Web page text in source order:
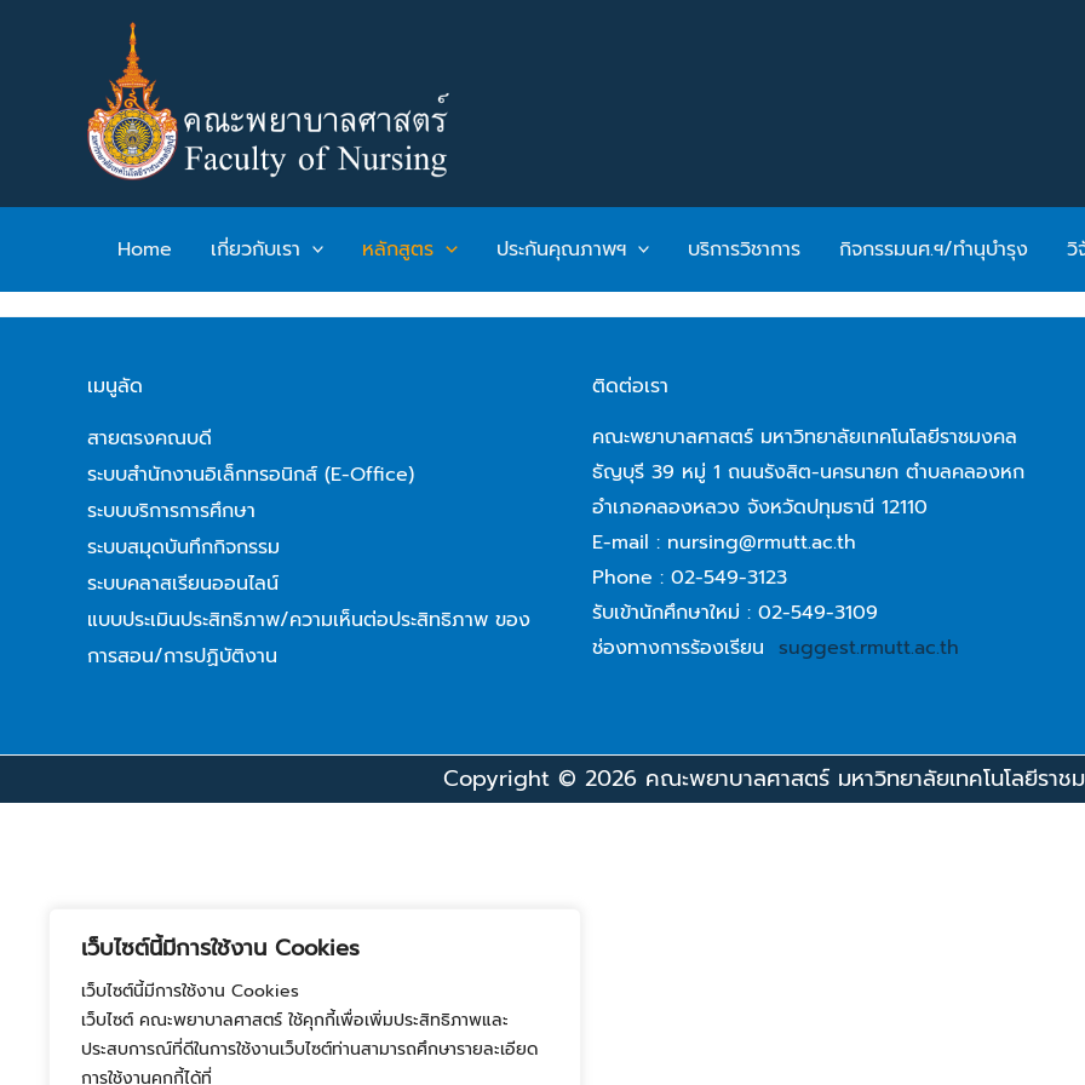
เว็บไซต์นี้มีการใช้งาน Cookies
เว็บไซต์นี้มีการใช้งาน Cookies
เว็บไซต์ คณะพยาบาลศาสตร์ ใช้คุกกี้เพื่อเพิ่มประสิทธิภาพและ
ประสบการณ์ที่ดีในการใช้งานเว็บไซต์ท่านสามารถศึกษารายละเอียด
การใช้งานคุกกี้ได้ที่
Home เกี่ยวกับเรา หลักสูตร ประกันคุณภาพฯ บริการวิชาการ กิจกรรมนศ.ฯ/ทำนุบำรุง วิ
เมนูลัด
สายตรงคณบดี
ระบบสำนักงานอิเล็กทรอนิกส์ (E-Office)
ระบบบริการการศึกษา
ระบบสมุดบันทึกกิจกรรม
ระบบคลาสเรียนออนไลน์
แบบประเมินประสิทธิภาพ/ความเห็นต่อประสิทธิภาพ ของ
การสอน/การปฏิบัติงาน
ติดต่อเรา
คณะพยาบาลศาสตร์ มหาวิทยาลัยเทคโนโลยีราชมงคล
ธัญบุรี 39 หมู่ 1 ถนนรังสิต-นครนายก ตำบลคลองหก
อำเภอคลองหลวง จังหวัดปทุมธานี 12110
E-mail : nursing@rmutt.ac.th
Phone : 02-549-3123
รับเข้านักศึกษาใหม่ : 02-549-3109
ช่องทางการร้องเรียน suggest.rmutt.ac.th
Copyright © 2026 คณะพยาบาลศาสตร์ มหาวิทยาลัยเทคโนโลยีรา